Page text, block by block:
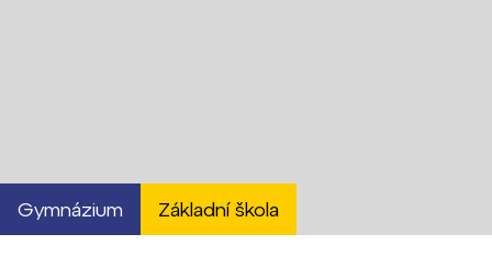
Gymnázium Základní škola